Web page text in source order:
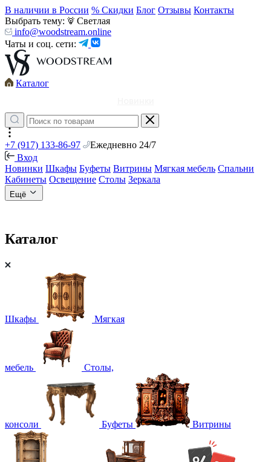
В наличии в России % Скидки Блог Отзывы Контакты
Выбрать тему:
Светлая
info@woodstream.online
Чаты и соц. сети:
Каталог
+7 (917) 133-86-97
Ежедневно 24/7
Вход
Новинки Шкафы Буфеты Витрины Мягкая мебель Спальни
Кабинеты Освещение Столы Зеркала
Ещё
Каталог
Шкафы Мягкая
мебель Столы,
консоли Буфеты Витрины